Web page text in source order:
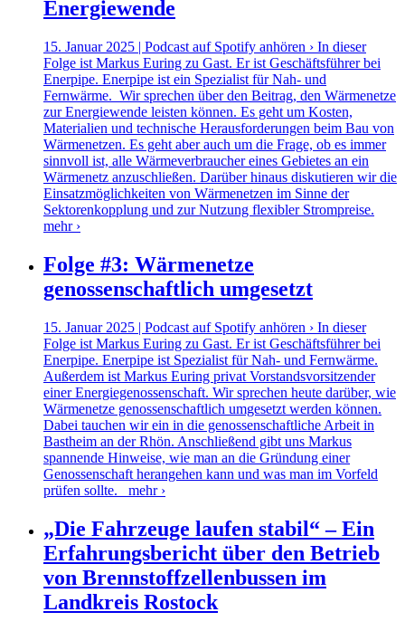
Energiewende
15. Januar 2025 | Podcast auf Spotify anhören › In dieser
Folge ist Markus Euring zu Gast. Er ist Geschäftsführer bei
Enerpipe. Enerpipe ist ein Spezialist für Nah- und
Fernwärme. Wir sprechen über den Beitrag, den Wärmenetze
zur Energiewende leisten können. Es geht um Kosten,
Materialien und technische Herausforderungen beim Bau von
Wärmenetzen. Es geht aber auch um die Frage, ob es immer
sinnvoll ist, alle Wärmeverbraucher eines Gebietes an ein
Wärmenetz anzuschließen. Darüber hinaus diskutieren wir die
Einsatzmöglichkeiten von Wärmenetzen im Sinne der
Sektorenkopplung und zur Nutzung flexibler Strompreise.
mehr ›
Folge #3: Wärmenetze
genossenschaftlich umgesetzt
15. Januar 2025 | Podcast auf Spotify anhören › In dieser
Folge ist Markus Euring zu Gast. Er ist Geschäftsführer bei
Enerpipe. Enerpipe ist Spezialist für Nah- und Fernwärme.
Außerdem ist Markus Euring privat Vorstandsvorsitzender
einer Energiegenossenschaft. Wir sprechen heute darüber, wie
Wärmenetze genossenschaftlich umgesetzt werden können.
Dabei tauchen wir ein in die genossenschaftliche Arbeit in
Bastheim an der Rhön. Anschließend gibt uns Markus
spannende Hinweise, wie man an die Gründung einer
Genossenschaft herangehen kann und was man im Vorfeld
prüfen sollte. mehr ›
„Die Fahrzeuge laufen stabil“ – Ein
Erfahrungsbericht über den Betrieb
von Brennstoffzellenbussen im
Landkreis Rostock